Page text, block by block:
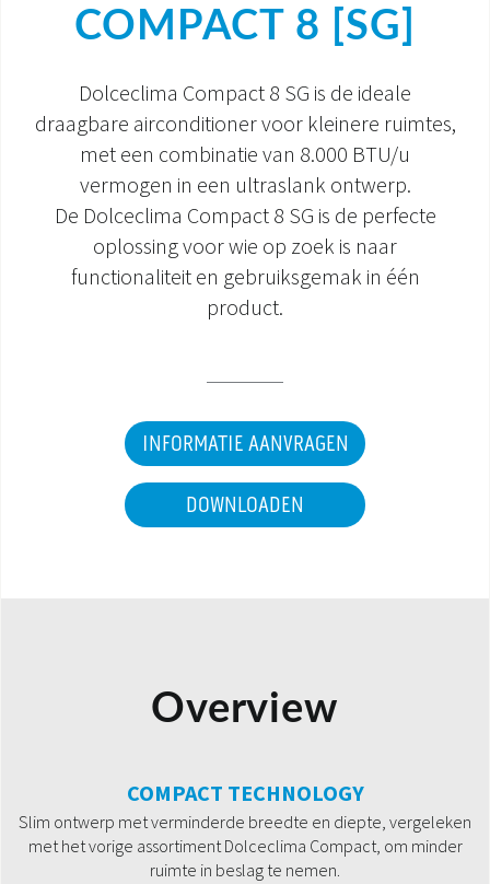
DOCUMENTATIE PRODUCTEN
COMPACT 8 [SG]
Dolceclima Compact 8 SG is de ideale
draagbare airconditioner voor kleinere ruimtes,
met een combinatie van 8.000 BTU/u
vermogen in een ultraslank ontwerp.
De Dolceclima Compact 8 SG is de perfecte
oplossing voor wie op zoek is naar
functionaliteit en gebruiksgemak in één
product.
INFORMATIE AANVRAGEN
DOWNLOADEN
Overview
COMPACT TECHNOLOGY
Slim ontwerp met verminderde breedte en diepte, vergeleken
met het vorige assortiment Dolceclima Compact, om minder
ruimte in beslag te nemen.